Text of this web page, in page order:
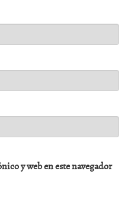
y web en este navegador